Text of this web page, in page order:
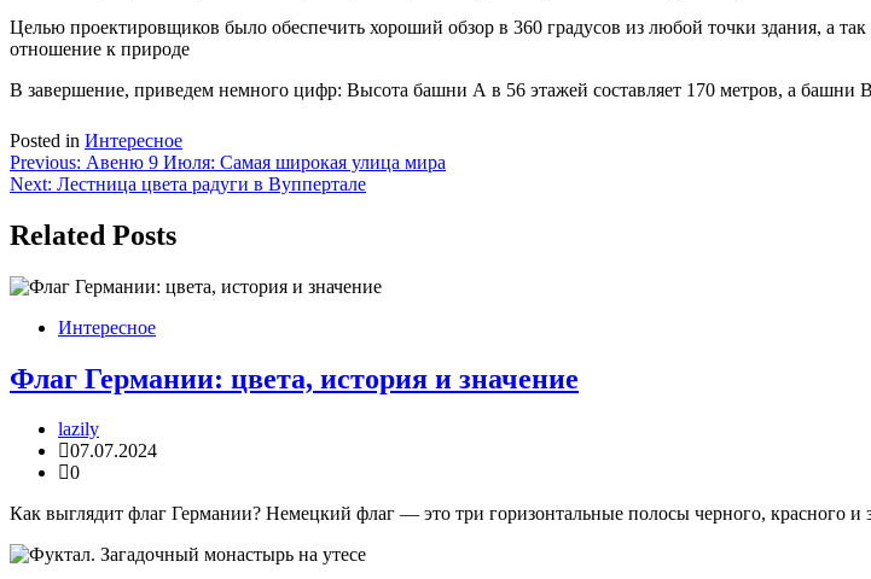
Целью проектировщиков было обеспечить хороший обзор в 360 градусов из любой точки здания, а
отношение к природе
В завершение, приведем немного цифр: Высота башни А в 56 этажей составляет 170 метров, а башни
Posted in Интересное
Навигация
по
записям
Previous: Авеню 9 Июля: Самая широкая улица мира
Next: Лестница цвета радуги в Вуппертале
Related Posts
Интересное
Флаг Германии: цвета, история и значение
lazily
07.07.2024
0
Как выглядит флаг Германии? Немецкий флаг — это три горизонтальные полосы черного, красного